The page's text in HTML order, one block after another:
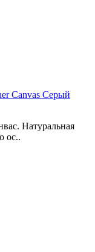
Canvas Серый
Натуральная
ос..